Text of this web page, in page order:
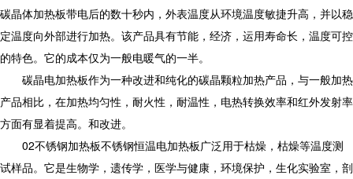
碳晶体加热板带电后的数十秒内，外表温度从环境温度敏捷升高，并以稳
定温度向外部进行加热。该产品具有节能，经济，运用寿命长，温度可控
的特色。它的成本仅为一般电暖气的一半。
碳晶电加热板作为一种改进和纯化的碳晶颗粒加热产品，与一般加热
产品相比，在加热均匀性，耐火性，耐温性，电热转换效率和红外发射率
方面有显着提高。和改进。
02不锈钢加热板不锈钢恒温电加热板广泛用于枯燥，枯燥等温度测
试样品。它是生物学，遗传学，医学与健康，环境保护，生化实验室，剖